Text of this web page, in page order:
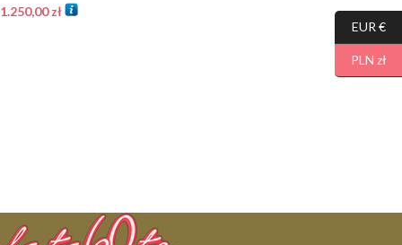
1.250,00zł
EUR €
PLN zł